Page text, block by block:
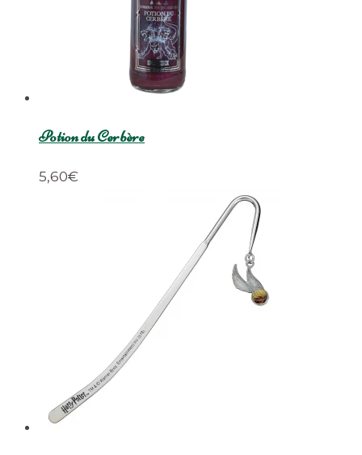
Potion du Cerbère
5,60€